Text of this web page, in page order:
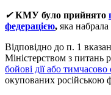
✔КМУ було прийнято
федерацією, яка
Відповідно до п. 1
Міністерством з питань
бойові дії або
окупованих російською